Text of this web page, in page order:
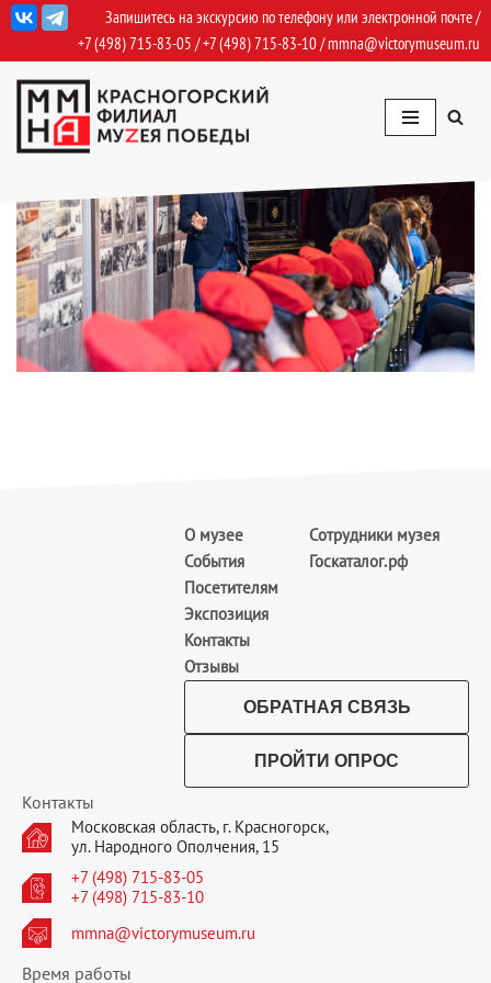
Перейти
к
содержимому
Запишитесь на экскурсию по телефону или электронной почте /
+7 (498) 715-83-05 /+7 (498) 715-83-10/mmna@victorymuseum.ru
О музее
События
Посетителям
Экспозиция
Контакты
Отзывы
Сотрудники музея
Госкаталог.рф
ОБРАТНАЯ СВЯЗЬ
ПРОЙТИ ОПРОС
Контакты
Московская область, г. Красногорск,
ул. Народного Ополчения, 15
+7 (498) 715-83-05
+7 (498) 715-83-10
mmna@victorymuseum.ru
Время работы